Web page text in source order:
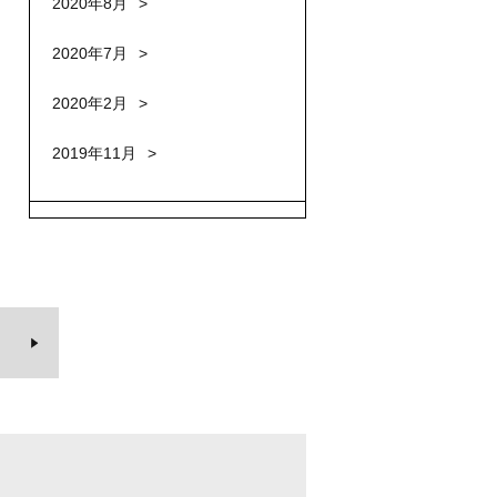
2020年7月
2020年2月
2019年11月